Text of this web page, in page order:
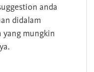
anda
didalam
yang mungkin